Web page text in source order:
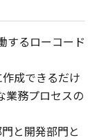
するローコード
成できるだけ
業務プロセスの
と開発部門と